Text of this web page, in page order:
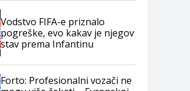
Vodstvo FIFA-e priznalo
pogreške, evo kakav je njegov
stav prema Infantinu
Forto: Profesionalni vozači ne